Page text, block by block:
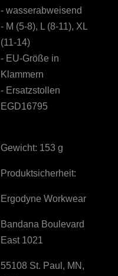
- wasserabweisend
- M (5-8), L (8-11), XL
(11-14)
- EU-Größe in
Klammern
- Ersatzstollen
EGD16795
Gewicht: 153 g
Produktsicherheit:
Ergodyne Workwear
Bandana Boulevard
East 1021
55108 St. Paul, MN,